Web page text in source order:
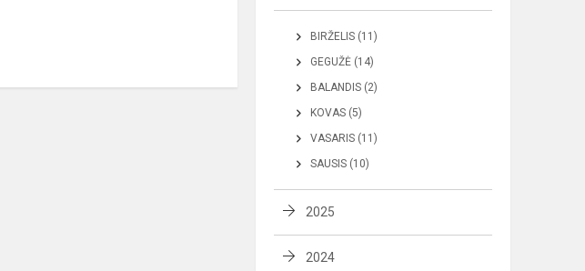
BIRŽELIS (11)
GEGUŽĖ (14)
BALANDIS (2)
KOVAS (5)
VASARIS (11)
SAUSIS (10)
2025
2024